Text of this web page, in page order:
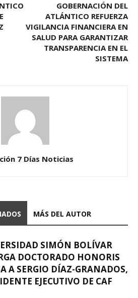
GOBERNACIÓN DEL
ATLÁNTICO REFUERZA
VIGILANCIA FINANCIERA EN
SALUD PARA GARANTIZAR
TRANSPARENCIA EN EL
SISTEMA
7 Días Noticias
MÁS DEL AUTOR
SIMÓN BOLÍVAR
DOCTORADO HONORIS
A SERGIO DÍAZ-GRANADOS,
EJECUTIVO DE CAF